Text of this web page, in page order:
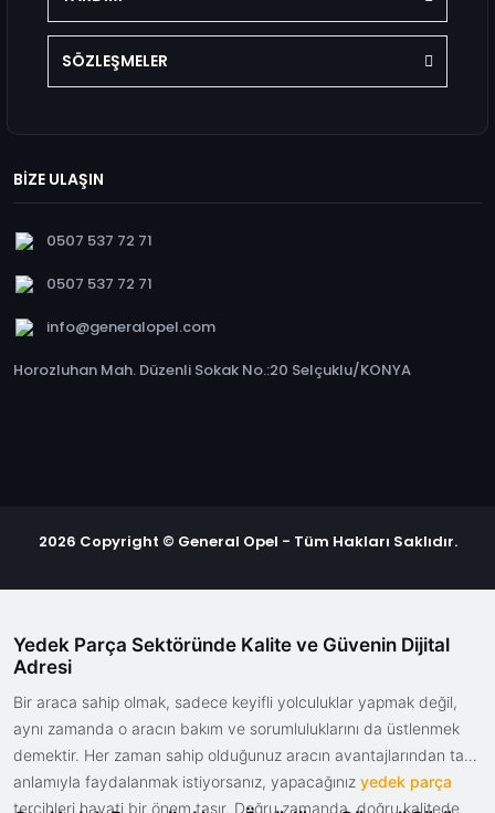
SÖZLEŞMELER
BİZE ULAŞIN
0507 537 72 71
0507 537 72 71
info@generalopel.com
Horozluhan Mah. Düzenli Sokak No.:20 Selçuklu/KONYA
2026 Copyright © General Opel - Tüm Hakları Saklıdır.
Yedek Parça Sektöründe Kalite ve Güvenin Dijital
Adresi
Bir araca sahip olmak, sadece keyifli yolculuklar yapmak değil,
aynı zamanda o aracın bakım ve sorumluluklarını da üstlenmek
demektir. Her zaman sahip olduğunuz aracın avantajlarından tam
anlamıyla faydalanmak istiyorsanız, yapacağınız yedek parça
tercihleri hayati bir önem taşır. Doğru zamanda, doğru kalitede